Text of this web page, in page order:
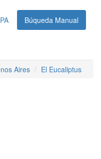
Búqueda Manual
Aires El Eucaliptus